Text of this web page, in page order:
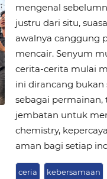
mengenal
justru dari situ,
awalnya canggung
mencair. Senyum
cerita-cerita mulai
ini dirancang bukan
sebagai permainan,
jembatan untuk
chemistry,
aman bagi setiap
ceria kebersamaan